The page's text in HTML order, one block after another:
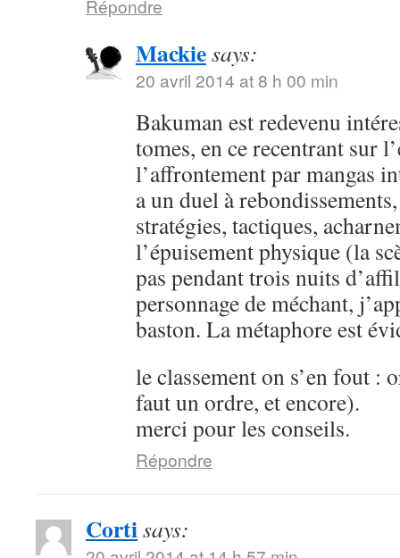
Répondre
Mackiesays:
20 avril 2014 at 8 h 00 min
Bakuman est redevenu
tomes, en ce recentrant sur
l’affrontement par mangas
a un duel à
stratégies, tactiques,
l’épuisement physique (la
pas pendant trois nuits
personnage de méchant,
baston. La métaphore est
le classement on s’en fout :
faut un ordre, et encore).
merci pour les conseils.
Répondre
Cortisays: